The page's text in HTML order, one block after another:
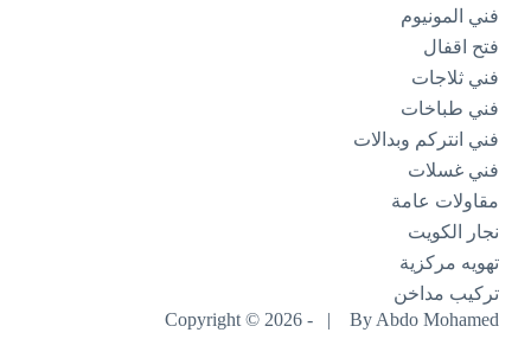
فني المونيوم
فتح اقفال
فني ثلاجات
فني طباخات
فني انتركم وبدالات
فني غسلات
مقاولات عامة
نجار الكويت
تهويه مركزية
تركيب مداخن
Copyright © 2026 - |By Abdo Mohamed